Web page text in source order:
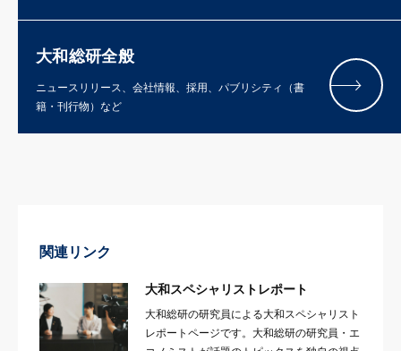
大和総研全般
ニュースリリース、会社情報、採用、パブリシティ（書
籍・刊行物）など
関連リンク
大和スペシャリストレポート
大和総研の研究員による大和スペシャリスト
レポートページです。大和総研の研究員・エ